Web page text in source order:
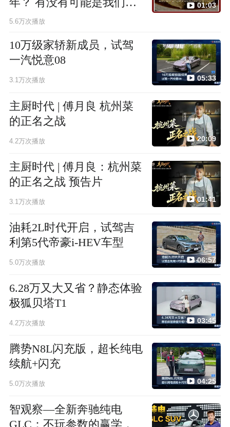
年？ 有没有可能是我们没
找到它原来的高度
5.6万次播放
01:03
10万级家轿新成员，试驾
一汽悦意08
3.1万次播放 05:33
主厨时代 | 傅月良 杭州菜
的正名之战
4.2万次播放 20:09
主厨时代 | 傅月良：杭州菜
的正名之战 预告片
3.1万次播放 01:41
油耗2L时代开启，试驾吉
利第5代帝豪i-HEV车型
5.0万次播放 06:57
6.28万又大又省？静态体验
极狐贝塔T1
4.2万次播放 03:45
腾势N8L闪充版，超长纯电
续航+闪充
5.0万次播放 04:25
智观察—全新奔驰纯电
GLC：不玩参数的赢学，